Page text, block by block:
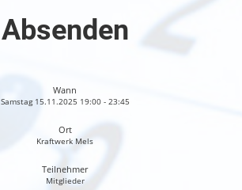
Absenden
Wann
Samstag 15.11.2025 19:00 - 23:45
Ort
Kraftwerk Mels
Teilnehmer
Mitglieder